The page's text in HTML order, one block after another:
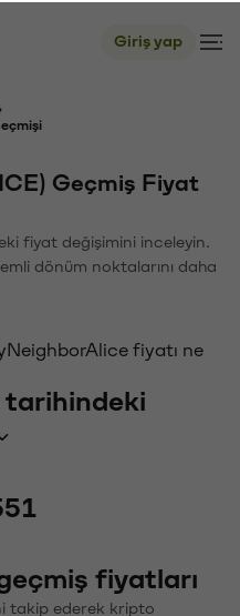
Giriş yap
Geçmiş Fiyat
fiyat değişimini inceleyin.
dönüm noktalarını daha
fiyatı ne
tarihindeki
fiyatları
takip ederek kripto